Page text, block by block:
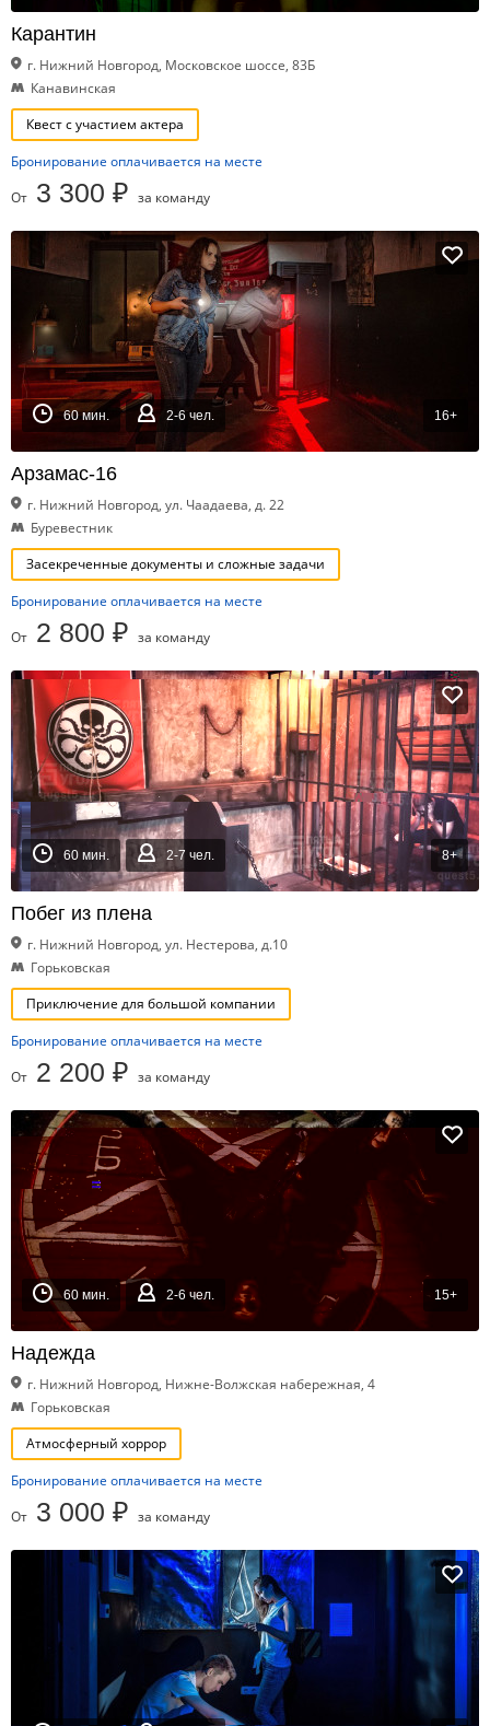
Карантин
г. Нижний Новгород, Московское шоссе, 83Б
Канавинская
Квест с участием актера
Бронирование оплачивается на месте
От 3 300 ₽ за команду
60 мин. 2-6 чел. 16+
Арзамас-16
г. Нижний Новгород, ул. Чаадаева, д. 22
Буревестник
Засекреченные документы и сложные задачи
Бронирование оплачивается на месте
От 2 800 ₽ за команду
60 мин. 2-7 чел. 8+
Побег из плена
г. Нижний Новгород, ул. Нестерова, д.10
Горьковская
Приключение для большой компании
Бронирование оплачивается на месте
От 2 200 ₽ за команду
60 мин. 2-6 чел. 15+
Надежда
г. Нижний Новгород, Нижне-Волжская набережная, 4
Горьковская
Атмосферный хоррор
Бронирование оплачивается на месте
От 3 000 ₽ за команду